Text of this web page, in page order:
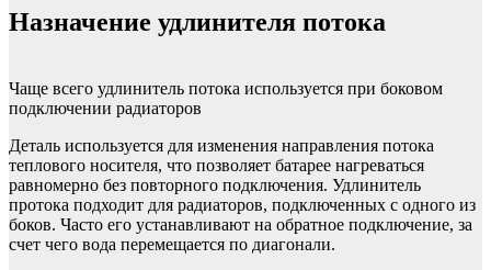
Назначение удлинителя потока
Чаще всего удлинитель потока используется при боковом
подключении радиаторов
Деталь используется для изменения направления потока
теплового носителя, что позволяет батарее нагреваться
равномерно без повторного подключения. Удлинитель
протока подходит для радиаторов, подключенных с одного из
боков. Часто его устанавливают на обратное подключение, за
счет чего вода перемещается по диагонали.